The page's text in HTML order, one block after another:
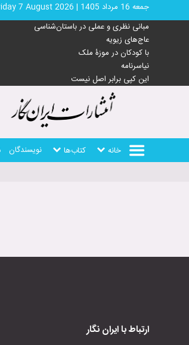
جمعه 16 مرداد 1405 |
7 August 2026
مبانی نظری و عملی در باستان‌شناسی
عاج‌های زیویه
با کودکان در موزۀ ملک
نیاسرنامه
این کپی برابر اصل نیست
خانه کتاب‌ها نویسندگان
ارتباط با ایران نگار